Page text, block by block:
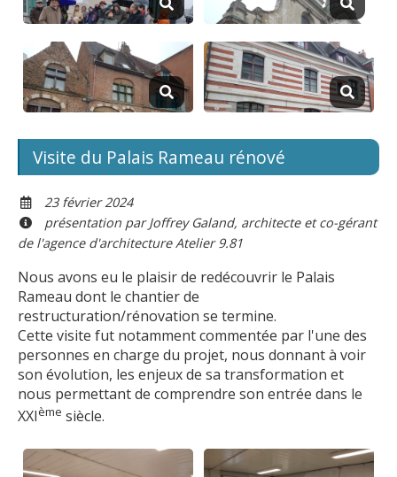
Visite du Palais Rameau rénové
23 février 2024
présentation par Joffrey Galand, architecte et co-gérant
de l'agence d'architecture Atelier 9.81
Nous avons eu le plaisir de redécouvrir le Palais
Rameau dont le chantier de
restructuration/rénovation se termine.
Cette visite fut notamment commentée par l'une des
personnes en charge du projet, nous donnant à voir
son évolution, les enjeux de sa transformation et
nous permettant de comprendre son entrée dans le
XXIème siècle.